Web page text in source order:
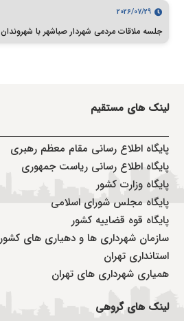
2026/07/29
جلسه ملاقات مردمی شهردار صباشهر با شهروندان
لینک های مستقیم
پایگاه اطلاع رسانی مقام معظم رهبری
پایگاه اطلاع رسانی ریاست جمهوری
پایگاه وزارت کشور
پایگاه مجلس شورای اسلامی
پایگاه قوه قضاییه کشور
سازمان شهرداری ها و دهیاری های کشور
استانداری تهران
همیاری شهرداری های تهران
لینک های گروهی